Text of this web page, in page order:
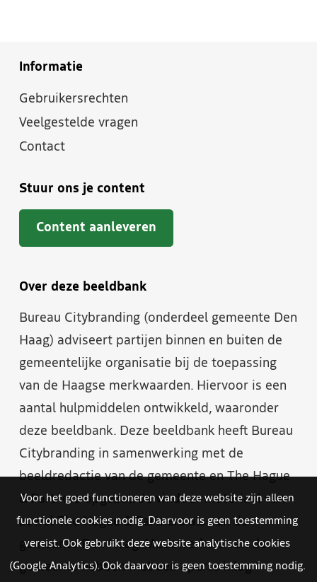
Informatie
Gebruikersrechten
Veelgestelde vragen
Contact
Stuur ons je content
Content aanleveren
Over deze beeldbank
Bureau Citybranding (onderdeel gemeente Den
Haag) adviseert partijen binnen en buiten de
gemeentelijke organisatie bij de toepassing
van de Haagse merkwaarden. Hiervoor is een
aantal hulpmiddelen ontwikkeld, waaronder
deze beeldbank. Deze beeldbank heeft Bureau
Citybranding in samenwerking met de
beeldredactie van de gemeente en The Hague
& Partners opgezet. Je vindt er materiaal van
zowel The Hague & Partners als van de
gemeente Den Haag. Medewerkers van de
gemeente hebben met een aparte inlog
Voor het goed functioneren van deze website zijn alleen
functionele cookies nodig. Daarvoor is geen toestemming
vereist. Ook gebruikt deze website analytische cookies
(Google Analytics). Ook daarvoor is geen toestemming nodig.